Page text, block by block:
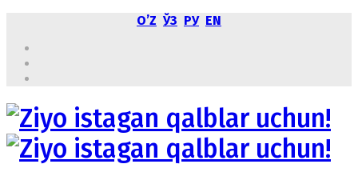
OʼZ ЎЗ РУ EN